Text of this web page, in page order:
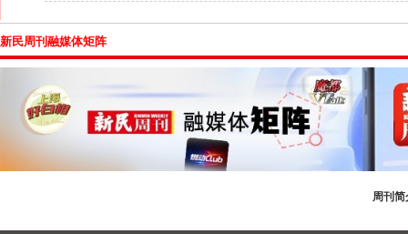
新民周刊融媒体矩阵
周刊简